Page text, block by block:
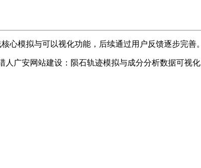
心模拟与可以视化功能，后续通过用户反馈逐步完善。